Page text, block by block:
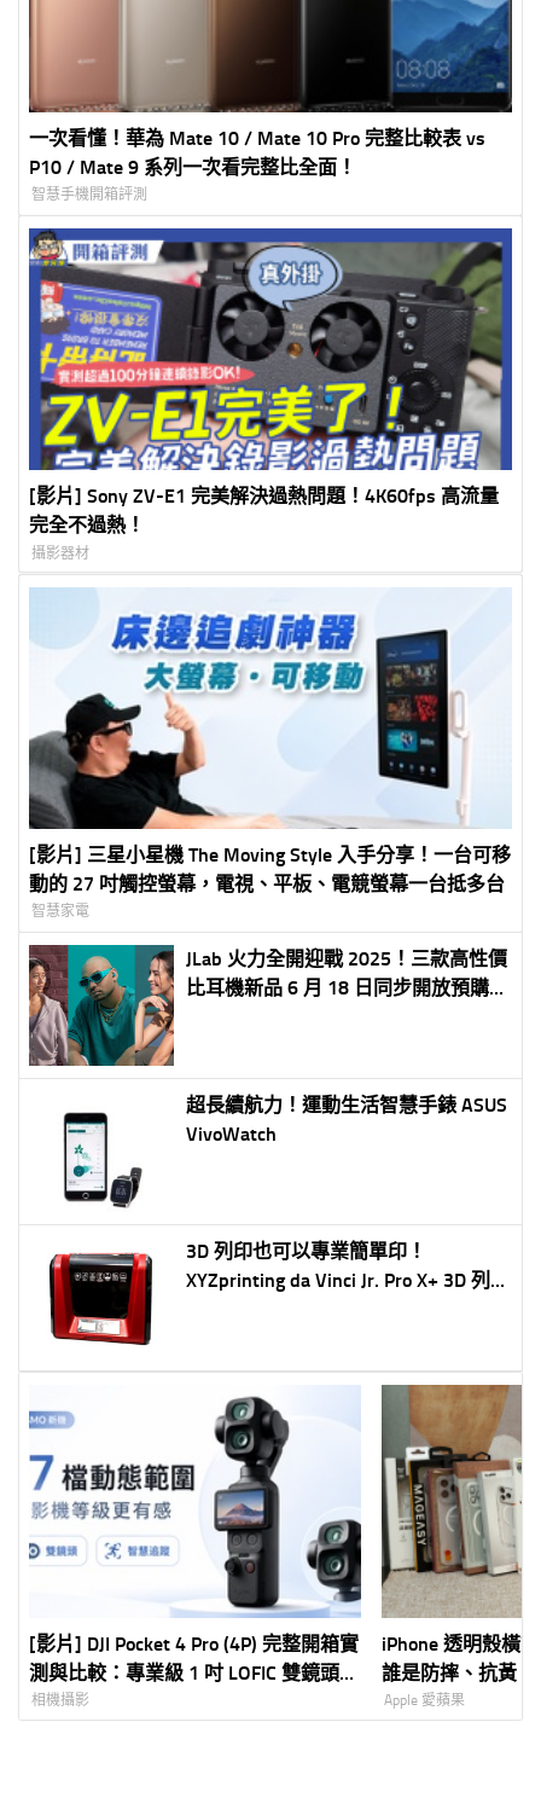
一次看懂！華為 Mate 10 / Mate 10 Pro 完整比較表 vs
P10 / Mate 9 系列一次看完整比全面！
智慧手機開箱評測
[影片] Sony ZV-E1 完美解決過熱問題！4K60fps 高流量
完全不過熱！
攝影器材
[影片] 三星小星機 The Moving Style 入手分享！一台可移
動的 27 吋觸控螢幕，電視、平板、電競螢幕一台抵多台
智慧家電
JLab 火力全開迎戰 2025！三款高性價
比耳機新品 6 月 18 日同步開放預購，
超長續航力！運動生活智慧手錶 ASUS
VivoWatch
3D 列印也可以專業簡單印！
XYZprinting da Vinci Jr. Pro X+ 3D 列
[影片] DJI Pocket 4 Pro (4P) 完整開箱實
測與比較：專業級 1 吋 LOFIC 雙鏡頭
Vlog 神器全解析
相機攝影
iPhone 透明殼橫
誰是防摔、抗黃
Apple 愛蘋果